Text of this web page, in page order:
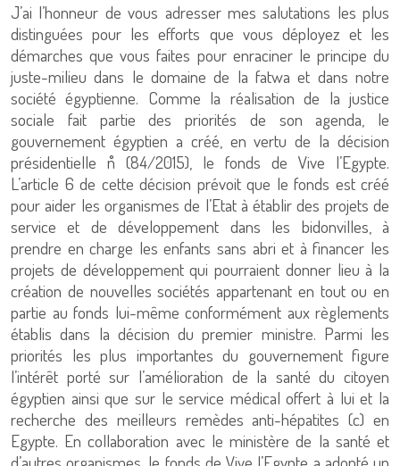
J’ai l’honneur de vous adresser mes salutations les plus
distinguées pour les efforts que vous déployez et les
démarches que vous faites pour enraciner le principe du
juste-milieu dans le domaine de la fatwa et dans notre
société égyptienne. Comme la réalisation de la justice
sociale fait partie des priorités de son agenda, le
gouvernement égyptien a créé, en vertu de la décision
présidentielle n˚ (84/2015), le fonds de Vive l’Egypte.
L’article 6 de cette décision prévoit que le fonds est créé
pour aider les organismes de l’Etat à établir des projets de
service et de développement dans les bidonvilles, à
prendre en charge les enfants sans abri et à financer les
projets de développement qui pourraient donner lieu à la
création de nouvelles sociétés appartenant en tout ou en
partie au fonds lui-même conformément aux règlements
établis dans la décision du premier ministre. Parmi les
priorités les plus importantes du gouvernement figure
l’intérêt porté sur l’amélioration de la santé du citoyen
égyptien ainsi que sur le service médical offert à lui et la
recherche des meilleurs remèdes anti-hépatites (c) en
Egypte. En collaboration avec le ministère de la santé et